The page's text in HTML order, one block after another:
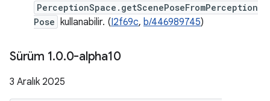
PerceptionSpace.getScenePoseFromPerception
Pose kullanabilir. (I2f69c, b/446989745)
Sürüm 1.0.0-alpha10
3 Aralık 2025